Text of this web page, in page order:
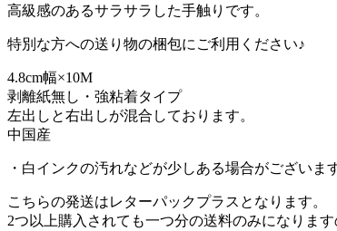
高級感のあるサラサラした手触りです。
特別な方への送り物の梱包にご利用ください♪
4.8cm幅×10M
剥離紙無し・強粘着タイプ
左出しと右出しが混合しております。
中国産
・白インクの汚れなどが少しある場合がございます
こちらの発送はレターパックプラスとなります。
2つ以上購入されても一つ分の送料のみになります